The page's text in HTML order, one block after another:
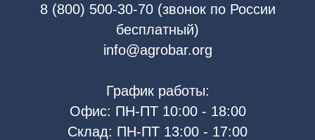
8 (800) 500-30-70 (звонок по России
бесплатный)
info@agrobar.org
График работы:
Офис: ПН-ПТ 10:00 - 18:00
Склад: ПН-ПТ 13:00 - 17:00